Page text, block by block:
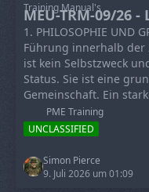
Training Manual's
MEU-TRM-09/26
1. PHILOSOPHIE UND
Führung innerhalb der
ist kein Selbstzweck
Status. Sie ist eine
Gemeinschaft. Ein
PME Training
UNCLASSIFIED
Simon Pierce
9. Juli 2026 um 01:09